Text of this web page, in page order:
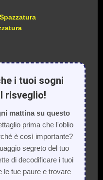
i tuoi sogni
risveglio!
mattina su questo
prima che l'oblio
è così importante?
segreto del tuo
di decodificare i tuoi
le tue paure e trovare